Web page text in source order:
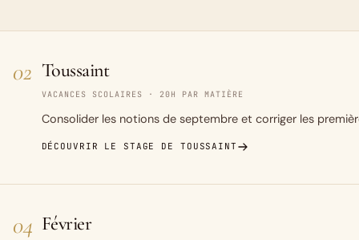
02 Toussaint
VACANCES SCOLAIRES · 20H PAR MATIÈRE
Consolider les notions de septembre et corriger les
DÉCOUVRIR LE STAGE DE TOUSSAINT
04 Février